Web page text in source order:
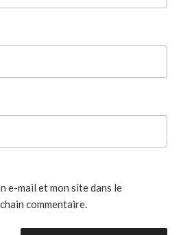
e-mail et mon site dans le
commentaire.